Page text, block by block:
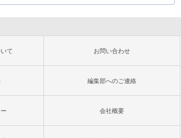
て お問い合わせ
編集部へのご連絡
会社概要